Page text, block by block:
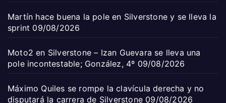
Martín hace buena la pole en Silverstone y se lleva la
sprint 09/08/2026
Moto2 en Silverstone – Izan Guevara se lleva una
pole incontestable; González, 4º 09/08/2026
Máximo Quiles se rompe la clavícula derecha y no
disputará la carrera de Silverstone 09/08/2026